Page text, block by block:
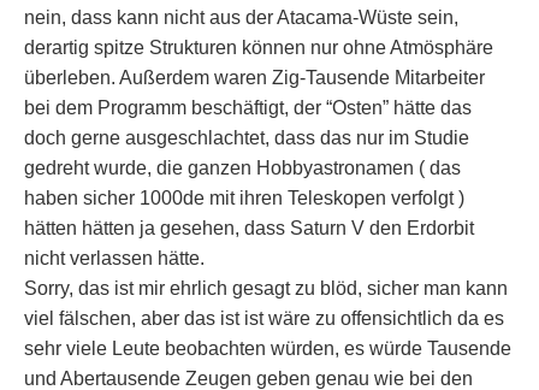
nein, dass kann nicht aus der Atacama-Wüste sein,
derartig spitze Strukturen können nur ohne Atmösphäre
überleben. Außerdem waren Zig-Tausende Mitarbeiter
bei dem Programm beschäftigt, der “Osten” hätte das
doch gerne ausgeschlachtet, dass das nur im Studie
gedreht wurde, die ganzen Hobbyastronamen ( das
haben sicher 1000de mit ihren Teleskopen verfolgt )
hätten hätten ja gesehen, dass Saturn V den Erdorbit
nicht verlassen hätte.
Sorry, das ist mir ehrlich gesagt zu blöd, sicher man kann
viel fälschen, aber das ist ist wäre zu offensichtlich da es
sehr viele Leute beobachten würden, es würde Tausende
und Abertausende Zeugen geben genau wie bei den